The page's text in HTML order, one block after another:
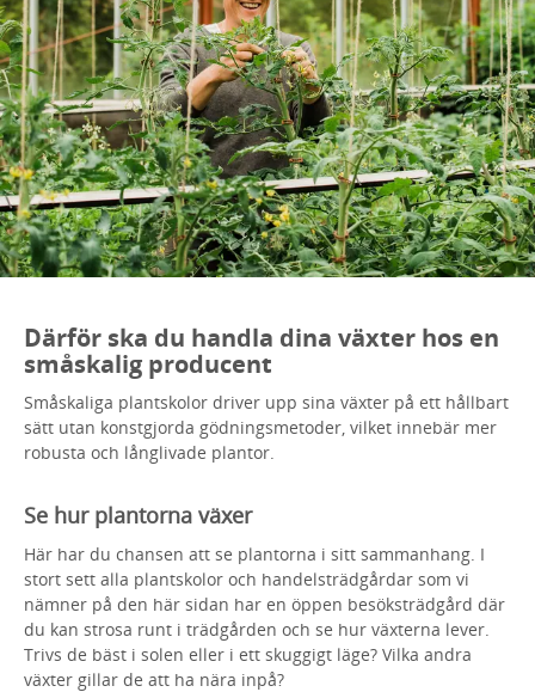
Därför ska du handla dina växter hos en
småskalig producent
Småskaliga plantskolor driver upp sina växter på ett hållbart
sätt utan konstgjorda gödningsmetoder, vilket innebär mer
robusta och långlivade plantor.
Se hur plantorna växer
Här har du chansen att se plantorna i sitt sammanhang. I
stort sett alla plantskolor och handelsträdgårdar som vi
nämner på den här sidan har en öppen besöksträdgård där
du kan strosa runt i trädgården och se hur växterna lever.
Trivs de bäst i solen eller i ett skuggigt läge? Vilka andra
växter gillar de att ha nära inpå?